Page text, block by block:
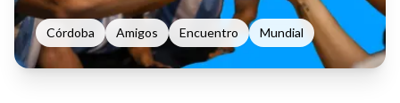
Córdoba Amigos Encuentro Mundial